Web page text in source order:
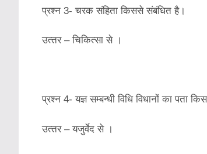
प्रश्‍न 3- चरक संहिता किससे संबंधित है।
उत्‍तर – चिकित्‍सा से ।
प्रश्‍न 4- यज्ञ सम्‍बन्‍धी विधि विधानों का पता
उत्‍तर – यजुर्वेद से ।